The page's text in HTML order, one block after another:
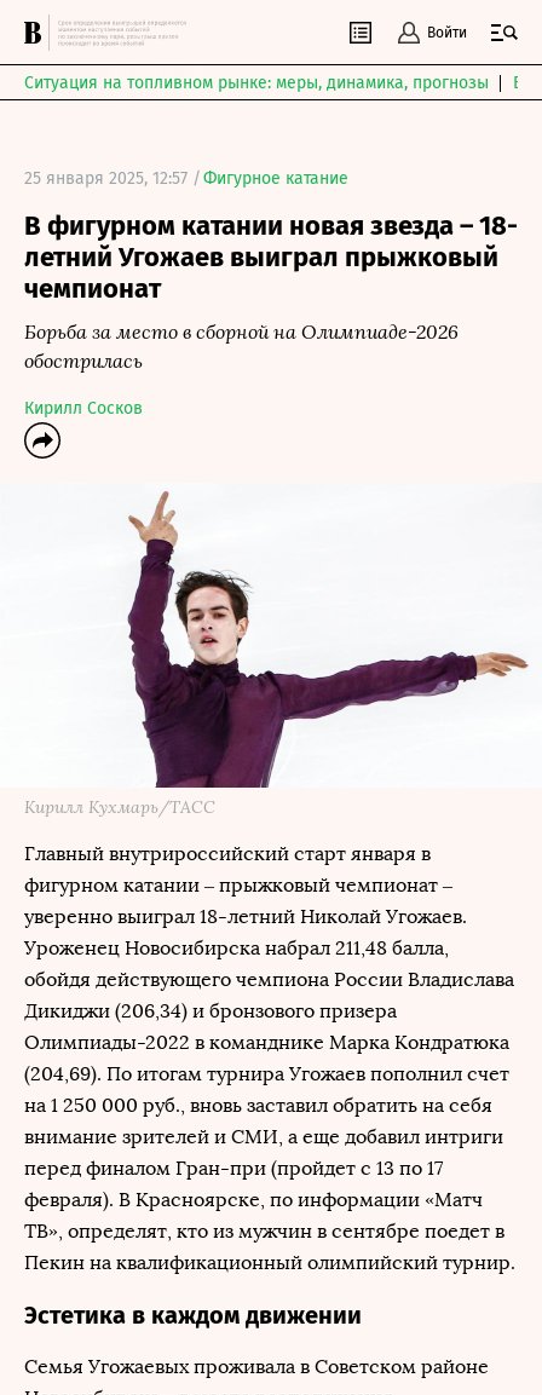
Войти
Ситуация на топливном рынке: меры, динамика, прогнозы
25 января 2025, 12:57 /Фигурное катание
В фигурном катании новая звезда – 18-
летний Угожаев выиграл прыжковый
чемпионат
Борьба за место в сборной на Олимпиаде-2026
обострилась
Кирилл Сосков
Кирилл Кухмарь/ТАСС
Главный внутрироссийский старт января в
фигурном катании – прыжковый чемпионат –
уверенно выиграл 18-летний Николай Угожаев.
Уроженец Новосибирска набрал 211,48 балла,
обойдя действующего чемпиона России Владислава
Дикиджи (206,34) и бронзового призера
Олимпиады-2022 в команднике Марка Кондратюка
(204,69). По итогам турнира Угожаев пополнил счет
на 1 250 000 руб., вновь заставил обратить на себя
внимание зрителей и СМИ, а еще добавил интриги
перед финалом Гран-при (пройдет с 13 по 17
февраля). В Красноярске, по информации «Матч
ТВ», определят, кто из мужчин в сентябре поедет в
Пекин на квалификационный олимпийский турнир.
Эстетика в каждом движении
Семья Угожаевых проживала в Советском районе